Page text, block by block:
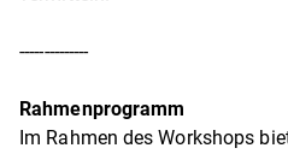
--------------
Rahmenprogramm
Im Rahmen des Workshops